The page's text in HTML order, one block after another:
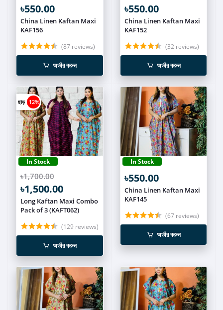
৳550.00
China Linen Kaftan Maxi
KAF156
(87 reviews)
অর্ডার করুন
৳550.00
China Linen Kaftan Maxi
KAF152
(32 reviews)
অর্ডার করুন
ছাড় 12%
In Stock
৳1,700.00
৳1,500.00
Long Kaftan Maxi Combo
Pack of 3 (KAFT062)
(129 reviews)
অর্ডার করুন
In Stock
৳550.00
China Linen Kaftan Maxi
KAF145
(67 reviews)
অর্ডার করুন